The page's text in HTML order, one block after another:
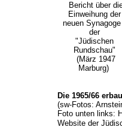
Bericht über
Einweihung der
neuen
der
"Jüdischen
Rundschau"
(März 1947
Marburg)
Die 1965/66
(sw-Fotos:
Foto unten links:
Website der